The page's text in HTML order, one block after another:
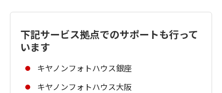
下記サービス拠点でのサポートも行って
います
キヤノンフォトハウス銀座
キヤノンフォトハウス大阪